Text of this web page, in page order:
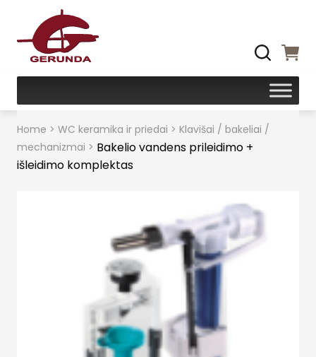
Home > WC keramika ir priedai > Klavišai / bakeliai /
mechanizmai > Bakelio vandens prileidimo +
išleidimo komplektas